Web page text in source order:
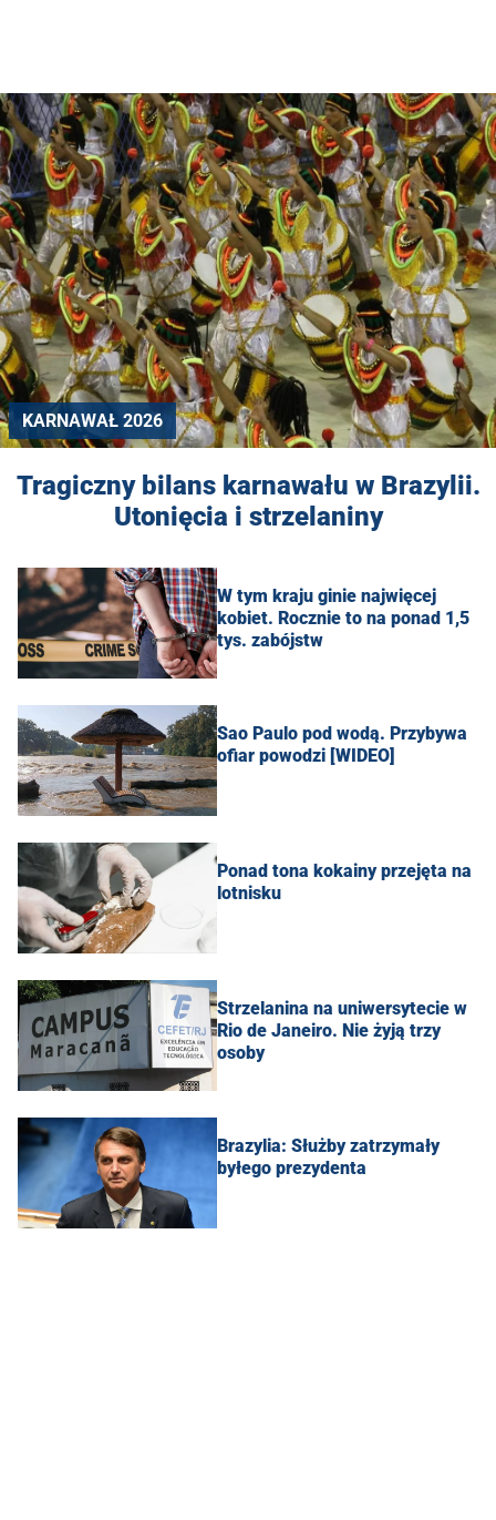
KARNAWAŁ 2026
Tragiczny bilans karnawału w Brazylii.
Utonięcia i strzelaniny
W tym kraju ginie najwięcej
kobiet. Rocznie to na ponad 1,5
tys. zabójstw
Sao Paulo pod wodą. Przybywa
ofiar powodzi [WIDEO]
Ponad tona kokainy przejęta na
lotnisku
Strzelanina na uniwersytecie w
Rio de Janeiro. Nie żyją trzy
osoby
Brazylia: Służby zatrzymały
byłego prezydenta